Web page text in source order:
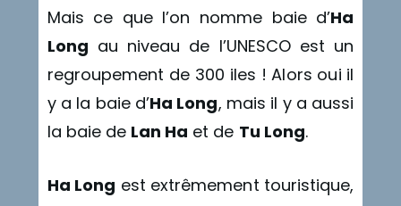
Mais ce que l’on nomme baie d’Ha
Long au niveau de l’UNESCO est un
regroupement de 300 iles ! Alors oui il
y a la baie d’Ha Long, mais il y a aussi
la baie de Lan Ha et de Tu Long.
Ha Long est extrêmement touristique,